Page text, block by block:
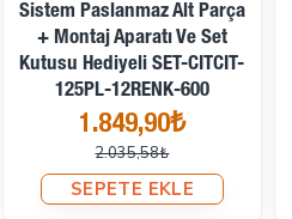
Sistem Paslanmaz Alt Parça
+ Montaj Aparatı Ve Set
Kutusu Hediyeli SET-CITCIT-
125PL-12RENK-600
1.849,90₺
2.035,58₺
SEPETE EKLE